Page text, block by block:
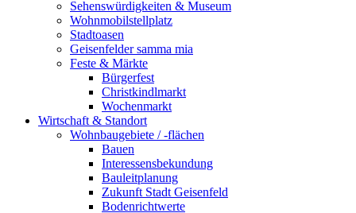
Sehenswürdigkeiten & Museum
Wohnmobilstellplatz
Stadtoasen
Geisenfelder samma mia
Feste & Märkte
Bürgerfest
Christkindlmarkt
Wochenmarkt
Wirtschaft & Standort
Wohnbaugebiete / -flächen
Bauen
Interessensbekundung
Bauleitplanung
Zukunft Stadt Geisenfeld
Bodenrichtwerte